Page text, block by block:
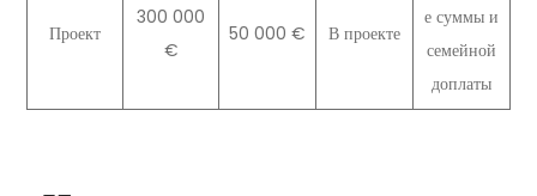
Проект
300 000
€
50 000 € В проекте
е суммы и
семейной
доплаты